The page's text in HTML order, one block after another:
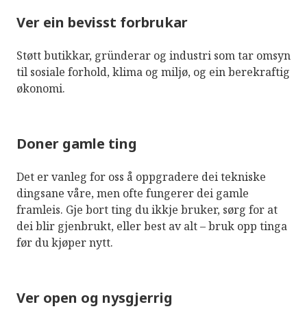
Ver ein bevisst forbrukar
Støtt butikkar, gründerar og industri som tar omsyn
til sosiale forhold, klima og miljø, og ein berekraftig
økonomi.
Doner gamle ting
Det er vanleg for oss å oppgradere dei tekniske
dingsane våre, men ofte fungerer dei gamle
framleis. Gje bort ting du ikkje bruker, sørg for at
dei blir gjenbrukt, eller best av alt – bruk opp tinga
før du kjøper nytt.
Ver open og nysgjerrig